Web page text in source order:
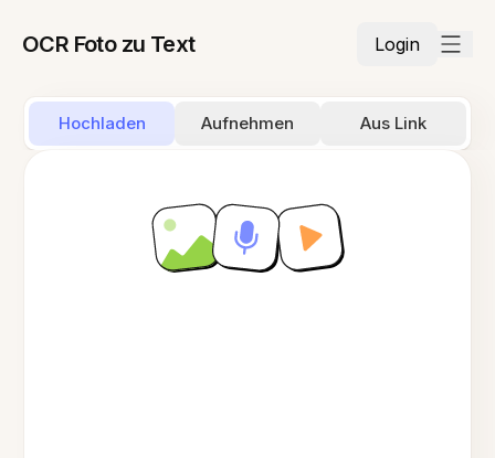
OCR Foto zu Text Login
Hochladen Aufnehmen Aus Link